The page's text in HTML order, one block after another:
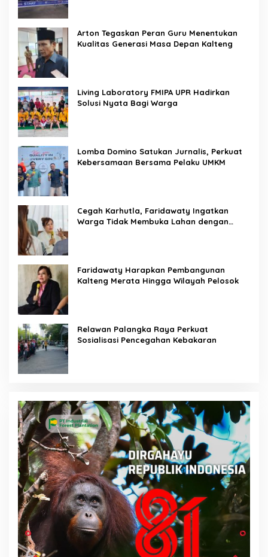
Arton Tegaskan Peran Guru Menentukan
Kualitas Generasi Masa Depan Kalteng
Living Laboratory FMIPA UPR Hadirkan
Solusi Nyata Bagi Warga
Lomba Domino Satukan Jurnalis, Perkuat
Kebersamaan Bersama Pelaku UMKM
Cegah Karhutla, Faridawaty Ingatkan
Warga Tidak Membuka Lahan dengan
Faridawaty Harapkan Pembangunan
Kalteng Merata Hingga Wilayah Pelosok
Relawan Palangka Raya Perkuat
Sosialisasi Pencegahan Kebakaran